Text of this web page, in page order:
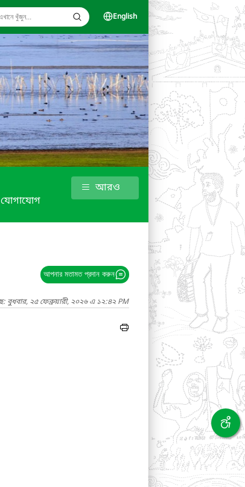
English
যোগাযোগ
আরও
আপনার মতামত প্রদান করুন
বুধবার, ২৫ ফেব্রুয়ারী, ২০২৬ এ ১২:৪২ PM